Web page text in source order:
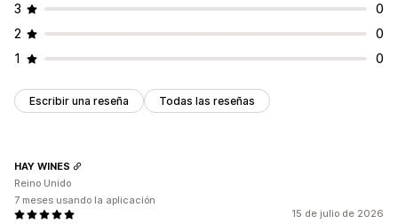
3
0
2
0
1
0
Escribir una reseña Todas las reseñas
15 de julio de 2026
HAY WINES
Reino Unido
7 meses usando la aplicación